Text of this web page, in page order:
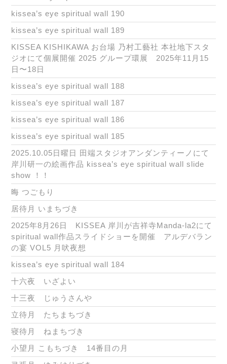
kissea’s eye spiritual wall 190
kissea’s eye spiritual wall 189
KISSEA KISHIKAWA お台場 乃村工藝社 本社地下スタ
ジオにて個展開催 2025 グループ環展 2025年11月15
日〜18日
kissea’s eye spiritual wall 188
kissea’s eye spiritual wall 187
kissea’s eye spiritual wall 186
kissea’s eye spiritual wall 185
2025.10.05日曜日 田端スタジオアンダンティーノにて
岸川研一の絵画作品 kissea’s eye spiritual wall slide
show ！！
晦 つごもり
居待月 いまちづき
2025年8月26日 KISSEA 岸川が吉祥寺Manda-la2にて
spiritual wall作品スライドショーを開催 アルデバラン
の宴 VOL5 月吠夜想
kissea’s eye spiritual wall 184
十六夜 いざよい
十三夜 じゅうさんや
立待月 たちまちづき
寝待月 ねまちづき
小望月 こもちづき 14番目の月